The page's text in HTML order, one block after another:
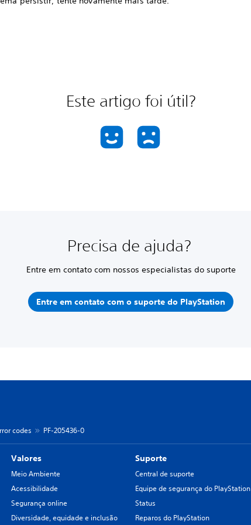
Este artigo foi útil?
Precisa de ajuda?
Entre em contato com nossos especialistas do suporte
Entre em contato com o suporte do PlayStation
codes PF-205436-0
Valores
Meio Ambiente
Acessibilidade
Segurança online
Diversidade, equidade e inclusão
Suporte
Central de suporte
Equipe de segurança do PlayStation
Status
Reparos do PlayStation